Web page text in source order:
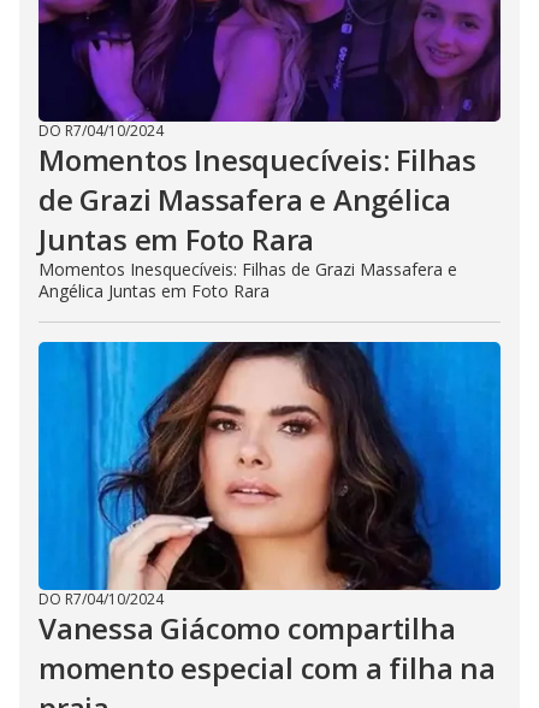
DO R7/04/10/2024
Momentos Inesquecíveis: Filhas
de Grazi Massafera e Angélica
Juntas em Foto Rara
Momentos Inesquecíveis: Filhas de Grazi Massafera e
Angélica Juntas em Foto Rara
DO R7/04/10/2024
Vanessa Giácomo compartilha
momento especial com a filha na